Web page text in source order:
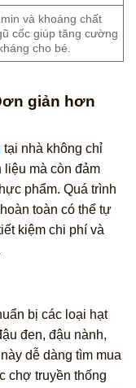
và khoáng chất
cốc giúp tăng cường
cho bé.
giản hơn
tại nhà không chỉ
mà còn đảm
phẩm. Quá trình
toàn có thể tự
kiệm chi phí và
bị các loại hạt
đen, đậu nành,
dễ dàng tìm mua
chợ truyền thống